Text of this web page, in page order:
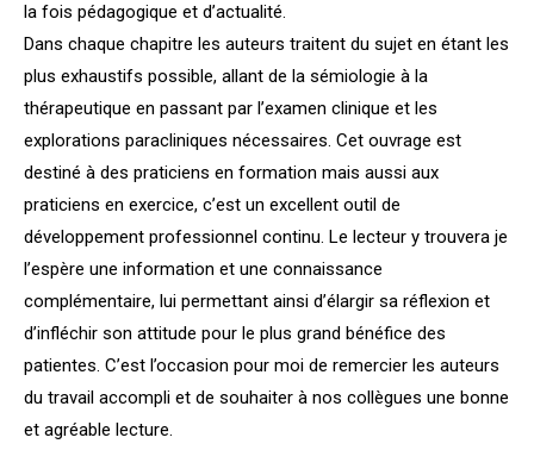
la fois pédagogique et d’actualité.
Dans chaque chapitre les auteurs traitent du sujet en étant les
plus exhaustifs possible, allant de la sémiologie à la
thérapeutique en passant par l’examen clinique et les
explorations paracliniques nécessaires. Cet ouvrage est
destiné à des praticiens en formation mais aussi aux
praticiens en exercice, c’est un excellent outil de
développement professionnel continu. Le lecteur y trouvera je
l’espère une information et une connaissance
complémentaire, lui permettant ainsi d’élargir sa réflexion et
d’infléchir son attitude pour le plus grand bénéfice des
patientes. C’est l’occasion pour moi de remercier les auteurs
du travail accompli et de souhaiter à nos collègues une bonne
et agréable lecture.